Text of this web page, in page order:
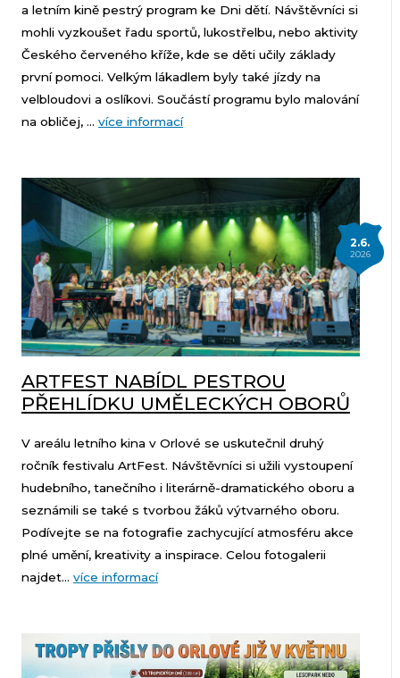
a letním kině pestrý program ke Dni dětí. Návštěvníci si
mohli vyzkoušet řadu sportů, lukostřelbu, nebo aktivity
Českého červeného kříže, kde se děti učily základy
první pomoci. Velkým lákadlem byly také jízdy na
velbloudovi a oslíkovi. Součástí programu bylo malování
na obličej, ... více informací
2.6.
2026
ARTFEST NABÍDL PESTROU
PŘEHLÍDKU UMĚLECKÝCH OBORŮ
V areálu letního kina v Orlové se uskutečnil druhý
ročník festivalu ArtFest. Návštěvníci si užili vystoupení
hudebního, tanečního i literárně-dramatického oboru a
seznámili se také s tvorbou žáků výtvarného oboru.
Podívejte se na fotografie zachycující atmosféru akce
plné umění, kreativity a inspirace. Celou fotogalerii
najdet... více informací